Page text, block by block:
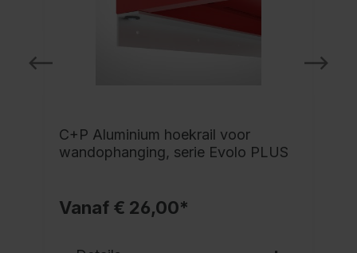
C+P Aluminium hoekrail voor
wandophanging, serie Evolo PLUS
Vanaf € 26,00*